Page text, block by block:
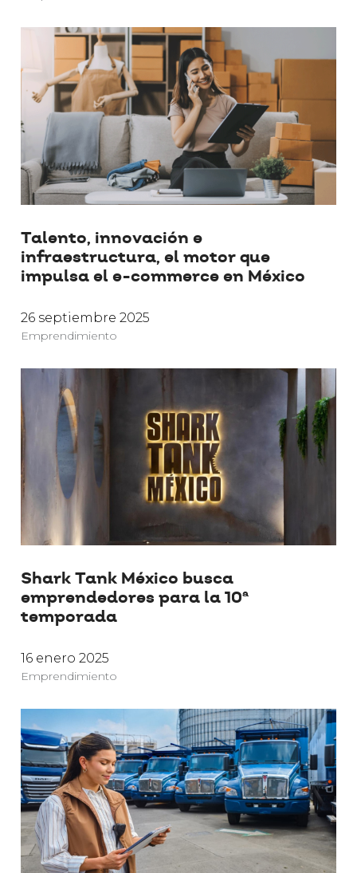
Talento, innovación e
infraestructura, el motor que
impulsa el e-commerce en México
26 septiembre 2025
Emprendimiento
Shark Tank México busca
emprendedores para la 10ª
temporada
16 enero 2025
Emprendimiento